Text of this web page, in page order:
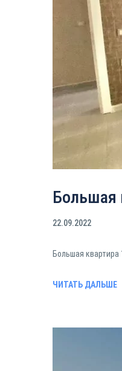
Большая
22.09.2022
Большая
ЧИТАТЬ ДАЛЬШЕ